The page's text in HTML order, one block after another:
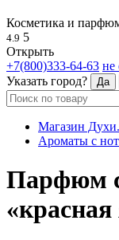
Косметика и
4.9 5
Открыть
+7(800)333-64-63 не
Указать город?
Да
Магазин
Ароматы с
Парфюм
«красная